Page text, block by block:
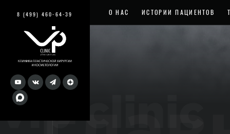
8 (499) 460-64-39
vip clinic
О НАС ИСТОРИИ ПАЦИЕНТОВ